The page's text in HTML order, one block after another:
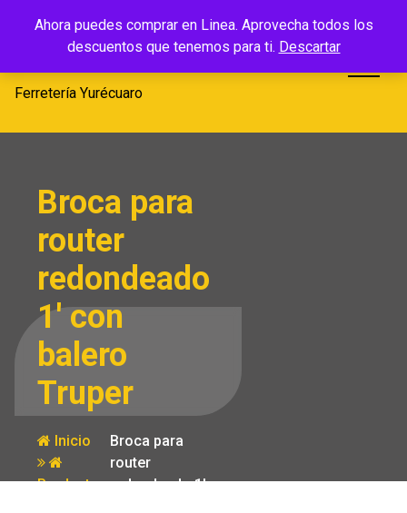
Ahora puedes comprar en Linea. Aprovecha todos los
descuentos que tenemos para ti. Descartar
Ferretería
Yurécuaro
Ferretería Yurécuaro
Broca para
router
redondeado
1′ con
balero
Truper
Inicio
Producto
Broca para
router
redondeado 1′